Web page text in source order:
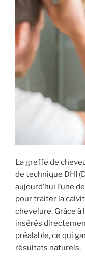
La greffe de
de technique DHI
aujourd’hui l’une
pour traiter la
chevelure. Grâce
insérés
préalable, ce qui
résultats naturels.